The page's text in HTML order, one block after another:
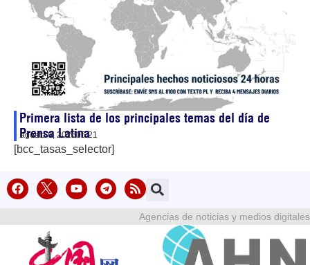
Primera lista de los principales temas del día de
Prensa Latina
agosto 6, 202605:21
[bcc_tasas_selector]
Agencias de noticias y medios digitales